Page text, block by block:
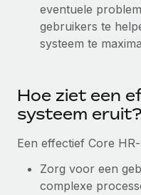
eventuele
gebruikers te
systeem te
Hoe ziet een
systeem eruit?
Een effectief Core
Zorg voor een
complexe